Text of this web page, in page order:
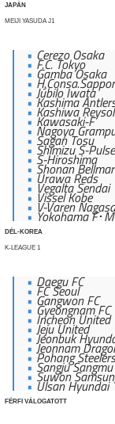
JAPÁN
MEIJI YASUDA J1
Cerezo Osaka
F.C. Tokyo
Gamba Osaka
Júbilo Iwata
Kashima
Kashiwa Reysol
Kawasaki-F
Nagoya
Sagan Tosu
Shimizu S-Pulse
S-Hiroshima
Shonan
Urawa Reds
Vegalta Sendai
Vissel Kobe
V-Varen
Yokohama F･M
DÉL-KOREA
K-LEAGUE 1
Daegu FC
FC Seoul
Gangwon FC
Gyeongnam FC
Incheon United
Jeju United
Jeonbuk
Jeonnam
Pohang Steelers
Sangju Sangmu
Suwon
Ulsan Hyundai
FÉRFI VÁLOGATOTT